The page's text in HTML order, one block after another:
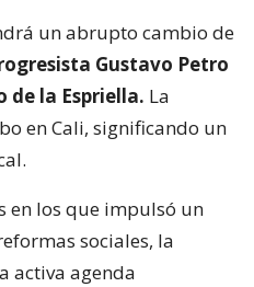
un abrupto cambio de
Gustavo Petro
de la Espriella. La
en Cali, significando un
en los que impulsó un
sociales, la
activa agenda